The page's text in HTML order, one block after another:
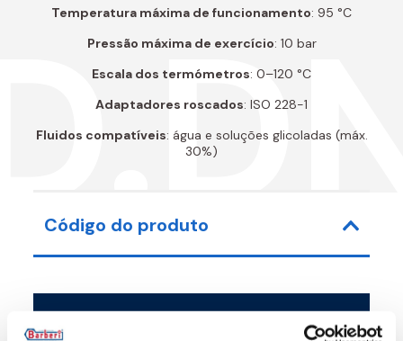
Temperatura máxima de funcionamento: 95 °C
Pressão máxima de exercício: 10 bar
Escala dos termómetros: 0–120 °C
Adaptadores roscados: ISO 228-1
Fluidos compatíveis: água e soluções glicoladas (máx.
30%)
Código do produto
Medida